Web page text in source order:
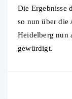
Die Ergebnisse
so nun über die
Heidelberg nun
gewürdigt.